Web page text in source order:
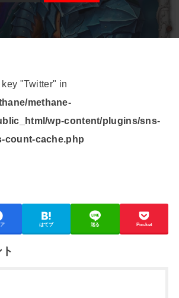
"Twitter" in
methane-
wp-content/plugins/sns-
count-cache.php
はてブ 送る Pocket